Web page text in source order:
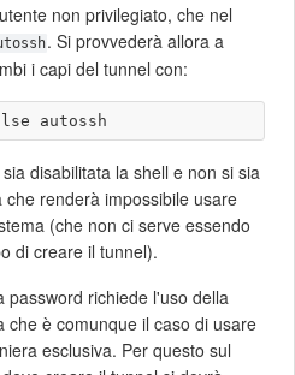
non privilegiato, che nel
. Si provvederà allora a
i capi del tunnel con:
disabilitata la shell e non si sia
renderà impossibile usare
(che non ci serve essendo
di creare il tunnel).
password richiede l'uso della
che è comunque il caso di usare
esclusiva. Per questo sul